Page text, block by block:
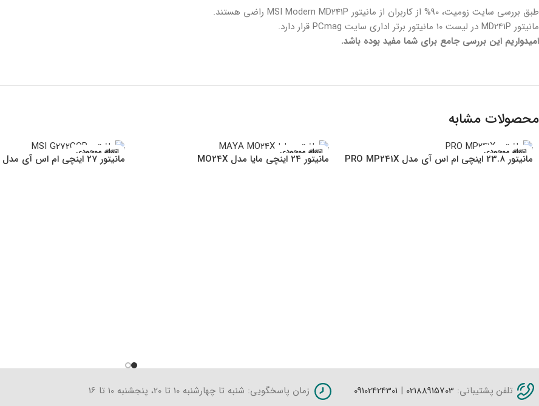
طبق بررسی سایت زومیت، 90% از کاربران از مانیتور MSI Modern MD241P راضی هستند.
مانیتور MD241P در لیست 10 مانیتور برتر اداری سایت PCmag قرار دارد.
امیدواریم این بررسی جامع برای شما مفید بوده باشد.
محصولات مشابه
اتمام موجودی
مانیتور 23.8 اینچی ام اس آی مدل PRO MP241X
اتمام موجودی
مانیتور 24 اینچی مایا مدل MO24X
اتمام موجودی
مانیتور 27 اینچی ام اس آی مدل G272CQP
تلفن پشتیبانی: 02188915703
|
09102424301 زمان پاسخگویی: شنبه تا چهارشنبه 10 تا 20، پنجشنبه 10 تا 16